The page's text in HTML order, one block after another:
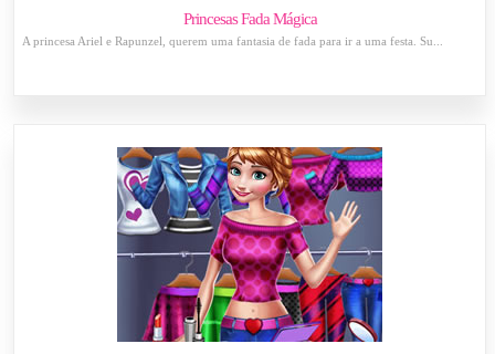
Princesas Fada Mágica
A princesa Ariel e Rapunzel, querem uma fantasia de fada para ir a uma festa. Su...